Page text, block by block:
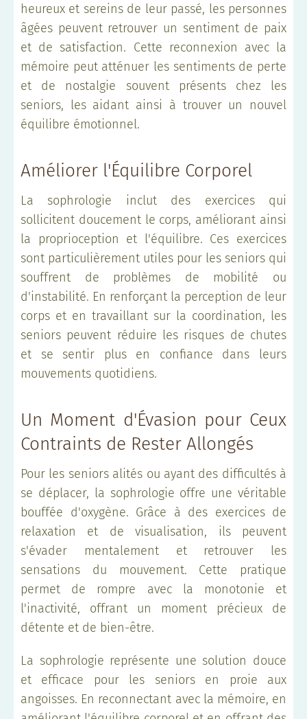
heureux et sereins de leur passé, les personnes
âgées peuvent retrouver un sentiment de paix
et de satisfaction. Cette reconnexion avec la
mémoire peut atténuer les sentiments de perte
et de nostalgie souvent présents chez les
seniors, les aidant ainsi à trouver un nouvel
équilibre émotionnel.
Améliorer l'Équilibre Corporel
La sophrologie inclut des exercices qui
sollicitent doucement le corps, améliorant ainsi
la proprioception et l'équilibre. Ces exercices
sont particulièrement utiles pour les seniors qui
souffrent de problèmes de mobilité ou
d'instabilité. En renforçant la perception de leur
corps et en travaillant sur la coordination, les
seniors peuvent réduire les risques de chutes
et se sentir plus en confiance dans leurs
mouvements quotidiens.
Un Moment d'Évasion pour Ceux
Contraints de Rester Allongés
Pour les seniors alités ou ayant des difficultés à
se déplacer, la sophrologie offre une véritable
bouffée d'oxygène. Grâce à des exercices de
relaxation et de visualisation, ils peuvent
s'évader mentalement et retrouver les
sensations du mouvement. Cette pratique
permet de rompre avec la monotonie et
l'inactivité, offrant un moment précieux de
détente et de bien-être.
La sophrologie représente une solution douce
et efficace pour les seniors en proie aux
angoisses. En reconnectant avec la mémoire, en